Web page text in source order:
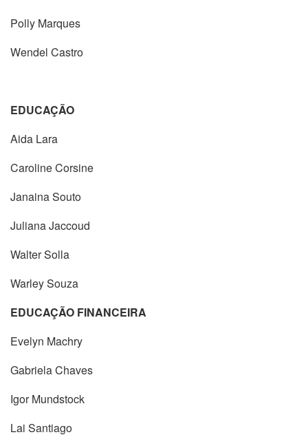
Polly Marques
Wendel Castro
EDUCAÇÃO
Aida Lara
Caroline Corsine
Janaina Souto
Juliana Jaccoud
Walter Solla
Warley Souza
EDUCAÇÃO FINANCEIRA
Evelyn Machry
Gabriela Chaves
Igor Mundstock
Lai Santiago